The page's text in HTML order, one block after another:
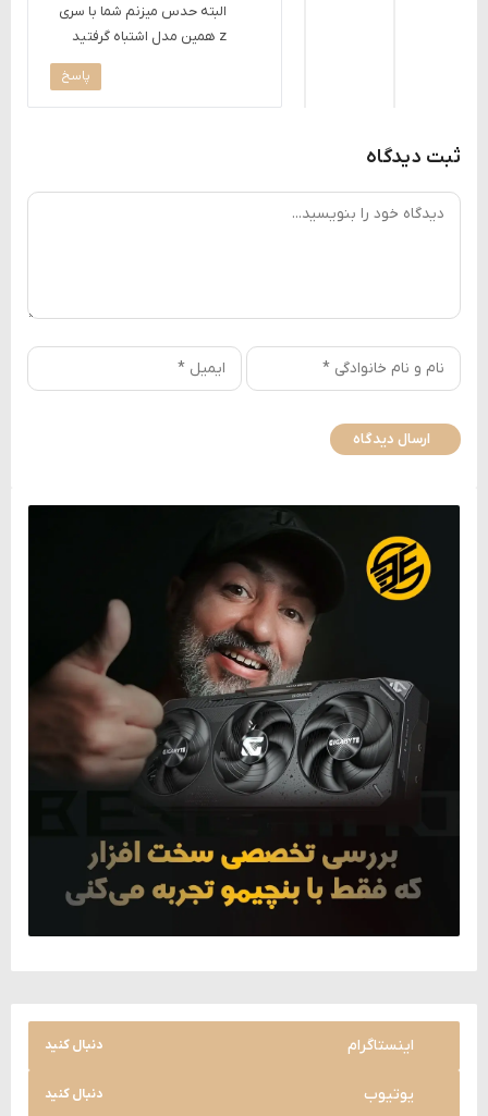
البته حدس میزنم شما با سری
z همین مدل اشتباه گرفتید
پاسخ
ثبت دیدگاه
اینستاگرام دنبال کنید
یوتیوب دنبال کنید